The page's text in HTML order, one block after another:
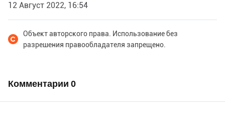
12 Август 2022, 16:54
Объект авторского права. Использование без
разрешения правообладателя запрещено.
Комментарии 0